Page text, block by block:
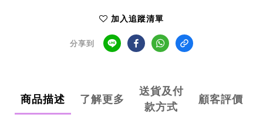
加入追蹤清單
分享到
商品描述 了解更多
送貨及付
款方式
顧客評價